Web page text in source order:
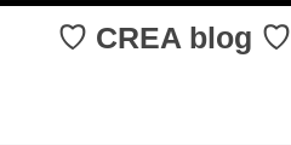
blog ♡